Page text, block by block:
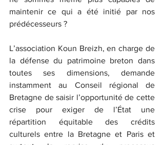
maintenir ce qui a été initié par nos
prédécesseurs ?
L’association Koun Breizh, en charge de
la défense du patrimoine breton dans
toutes ses dimensions, demande
instamment au Conseil régional de
Bretagne de saisir l’opportunité de cette
crise pour exiger de l’État une
répartition équitable des crédits
culturels entre la Bretagne et Paris et